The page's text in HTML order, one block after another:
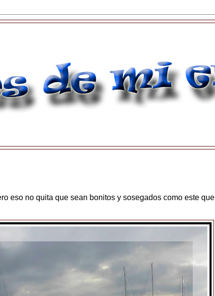
eso no quita que sean bonitos y sosegados como este que